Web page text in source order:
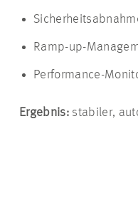
Ramp-up-
Performance-
Ergebnis:stabiler,